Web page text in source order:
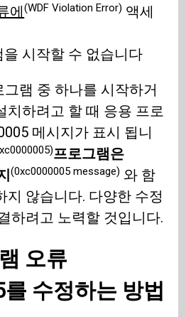
에(WDF Violation Error) 액세
시작할 수 없습니다
램 중 하나를 시작하거
치하려고 할 때 응용 프로
메시지가 표시 됩니
프로그램은
(0xc0000005 message) 와 함
지 않습니다. 다양한 수정
하려고 노력할 것입니다.
오류
수정하는 방법